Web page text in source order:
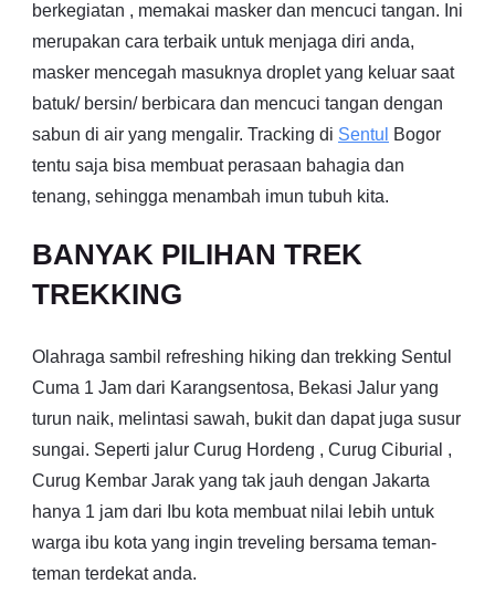
berkegiatan , memakai masker dan mencuci tangan. Ini
merupakan cara terbaik untuk menjaga diri anda,
masker mencegah masuknya droplet yang keluar saat
batuk/ bersin/ berbicara dan mencuci tangan dengan
sabun di air yang mengalir. Tracking di Sentul
Bogor
tentu saja bisa membuat perasaan bahagia dan
tenang, sehingga menambah imun tubuh kita.
BANYAK PILIHAN TREK
TREKKING
Olahraga sambil refreshing hiking dan trekking Sentul
Cuma 1 Jam dari Karangsentosa, Bekasi Jalur yang
turun naik, melintasi sawah, bukit dan dapat juga susur
sungai. Seperti jalur Curug Hordeng , Curug Ciburial ,
Curug Kembar Jarak yang tak jauh dengan Jakarta
hanya 1 jam dari Ibu kota membuat nilai lebih untuk
warga ibu kota yang ingin treveling bersama teman-
teman terdekat anda.